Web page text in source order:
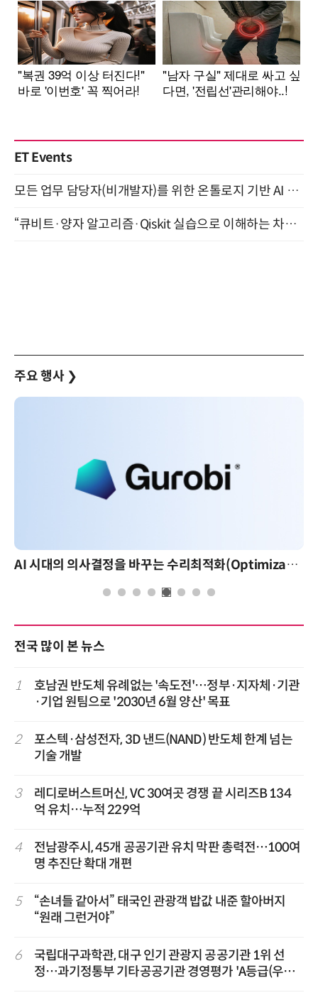
ET Events
모든 업무 담당자(비개발자)를 위한 온톨로지 기반 AI 지식체계 설계 1-day 워크숍 8월 20일 개최
“큐비트·양자 알고리즘·Qiskit 실습으로 이해하는 차세대 컴퓨팅” (8/28)
주요 행사 ❯
AI 시대의 의사결정을 바꾸는 수리최적화(Optimization): 실제 산업 적용 사례와 활용 전략
전국 많이 본 뉴스
1
호남권 반도체 유례없는 '속도전'…정부·지자체·기관
·기업 원팀으로 '2030년 6월 양산' 목표
2
포스텍·삼성전자, 3D 낸드(NAND) 반도체 한계 넘는
기술 개발
3
레디로버스트머신, VC 30여곳 경쟁 끝 시리즈B 134
억 유치…누적 229억
4
전남광주시, 45개 공공기관 유치 막판 총력전…100여
명 추진단 확대 개편
5
“손녀들 같아서” 태국인 관광객 밥값 내준 할아버지
“원래 그런거야”
6
국립대구과학관, 대구 인기 관광지 공공기관 1위 선
정…과기정통부 기타공공기관 경영평가 'A등급(우수)'